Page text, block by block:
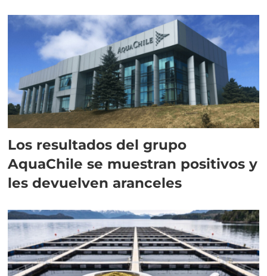
Los resultados del grupo
AquaChile se muestran positivos y
les devuelven aranceles